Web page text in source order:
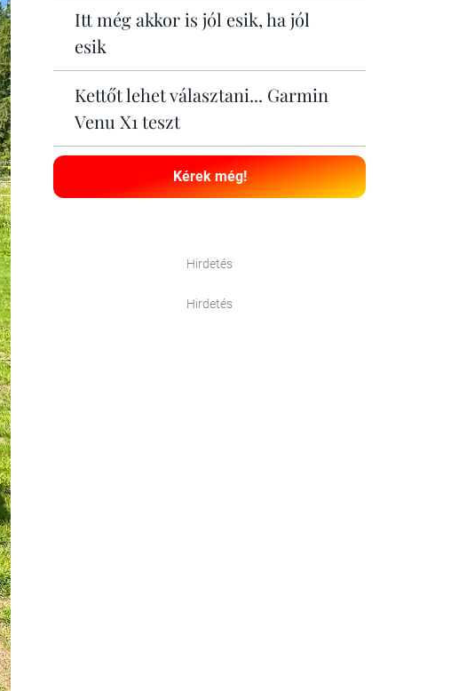
Itt még akkor is jól esik, ha jól
esik
Kettőt lehet választani... Garmin
Venu X1 teszt
Kérek még!
Hirdetés
Hirdetés